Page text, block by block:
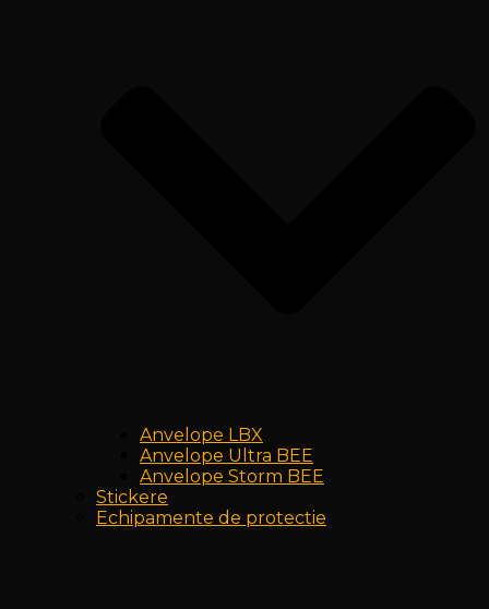
Anvelope LBX
Anvelope Ultra BEE
Anvelope Storm BEE
Stickere
Echipamente de protectie